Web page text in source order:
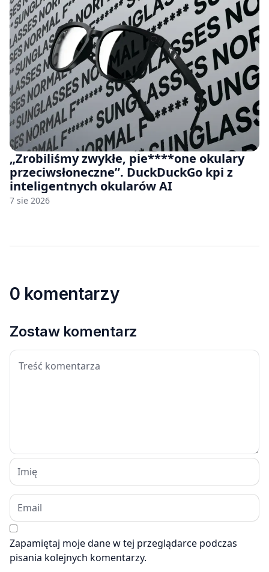
„Zrobiliśmy zwykłe, pie****one okulary
przeciwsłoneczne”. DuckDuckGo kpi z
inteligentnych okularów AI
7 sie 2026
0 komentarzy
Zostaw komentarz
Zapamiętaj moje dane w tej przeglądarce podczas
pisania kolejnych komentarzy.